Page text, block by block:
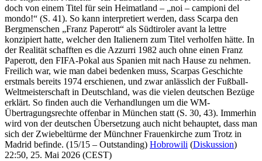
doch von einem Titel für sein Heimatland – „noi – campioni del
mondo!“ (S. 41). So kann interpretiert werden, dass Scarpa den
Bergmenschen „Franz Paperott“ als Südtiroler avant la lettre
konzipiert hatte, welcher den Italienern zum Titel verholfen hätte. In
der Realität schafften es die Azzurri 1982 auch ohne einen Franz
Paperott, den FIFA-Pokal aus Spanien mit nach Hause zu nehmen.
Freilich war, wie man dabei bedenken muss, Scarpas Geschichte
erstmals bereits 1974 erschienen, und zwar anlässlich der Fußball-
Weltmeisterschaft in Deutschland, was die vielen deutschen Bezüge
erklärt. So finden auch die Verhandlungen um die WM-
Übertragungsrechte offenbar in München statt (S. 30, 43). Immerhin
wird von der deutschen Übersetzung auch nicht behauptet, dass man
sich der Zwiebeltürme der Münchner Frauenkirche zum Trotz in
Madrid befinde. (15/15 – Outstanding) Hobrowili (Diskussion)
22:50, 25. Mai 2026 (CEST)